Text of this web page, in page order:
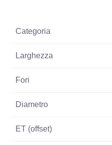
Categoria
Larghezza
Fori
Diametro
ET (offset)